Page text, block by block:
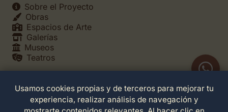
Sobre el Proyecto
Obras
Espacios de Arte
Galerías
Museos
Teatros
Legales
Política de Privacidad
Usamos cookies propias y de terceros para mejorar tu
experiencia, realizar análisis de navegación y